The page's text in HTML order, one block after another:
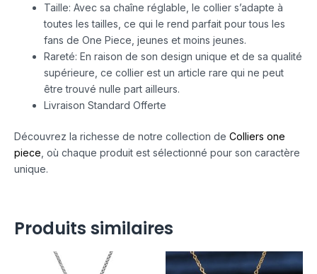
Taille: Avec sa chaîne réglable, le collier s’adapte à
toutes les tailles, ce qui le rend parfait pour tous les
fans de One Piece, jeunes et moins jeunes.
Rareté: En raison de son design unique et de sa qualité
supérieure, ce collier est un article rare qui ne peut
être trouvé nulle part ailleurs.
Livraison Standard Offerte
Découvrez la richesse de notre collection de Colliers one
piece , où chaque produit est sélectionné pour son caractère
unique.
Produits similaires